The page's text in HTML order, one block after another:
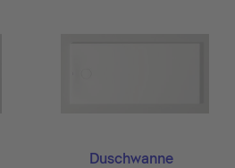
Duschwanne